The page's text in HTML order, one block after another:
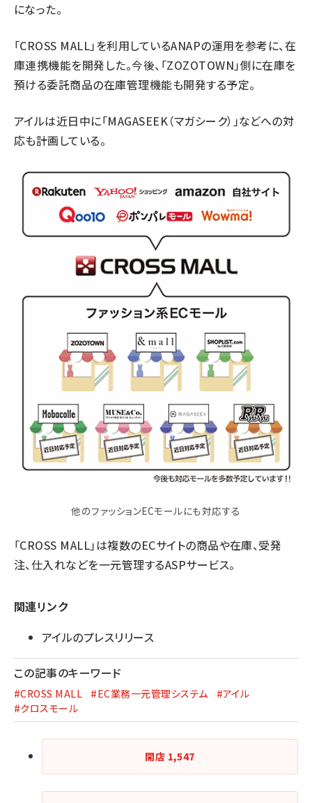
になった。
「CROSS MALL」を利用しているANAPの運用を参考に、在
庫連携機能を開発した。今後、「ZOZOTOWN」側に在庫を
預ける委託商品の在庫管理機能も開発する予定。
アイルは近日中に「MAGASEEK（マガシーク）」などへの対
応も計画している。
他のファッションECモールにも対応する
「CROSS MALL」は複数のECサイトの商品や在庫、受発
注、仕入れなどを一元管理するASPサービス。
関連リンク
アイルのプレスリリース
この記事のキーワード
#CROSS MALL #EC業務一元管理システム
#アイル
#クロスモール
開店 1,547